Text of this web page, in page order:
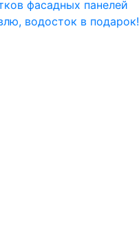
фасадных панелей
водосток в подарок!